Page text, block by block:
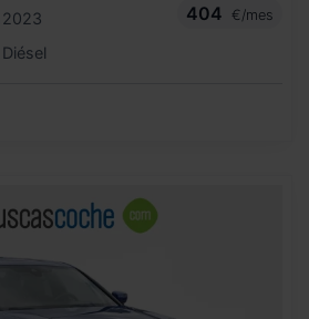
2023
Diésel
404
€/mes